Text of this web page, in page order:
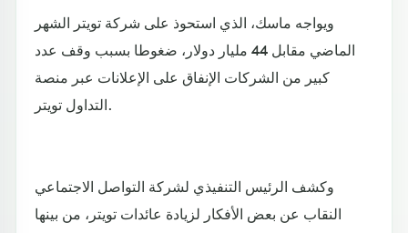
ويواجه ماسك، الذي استحوذ على شركة تويتر الشهر
الماضي مقابل 44 مليار دولار، ضغوطا بسبب وقف عدد
كبير من الشركات الإنفاق على الإعلانات عبر منصة
التداول تويتر.
وكشف الرئيس التنفيذي لشركة التواصل الاجتماعي
النقاب عن بعض الأفكار لزيادة عائدات تويتر، من بينها